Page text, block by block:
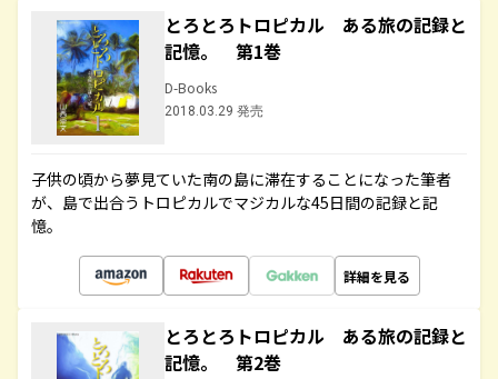
とろとろトロピカル ある旅の記録と
記憶。 第1巻
D-Books
2018.03.29 発売
子供の頃から夢見ていた南の島に滞在することになった筆者
が、島で出合うトロピカルでマジカルな45日間の記録と記
憶。
詳細を見る
とろとろトロピカル ある旅の記録と
記憶。 第2巻